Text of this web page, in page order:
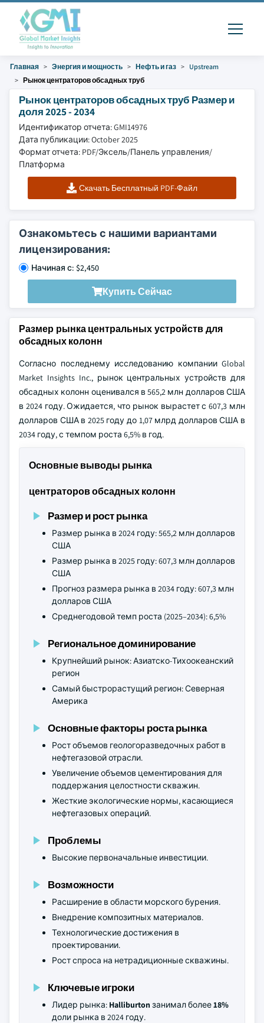
Главная Энергия и мощность Нефть и газ
Upstream
Рынок центраторов обсадных труб
Рынок центраторов обсадных труб Размер и
доля 2025 - 2034
Идентификатор отчета: GMI14976
Дата публикации: October 2025
Формат отчета: PDF/Эксель/Панель управления/
Платформа
Скачать Бесплатный PDF-Файл
Ознакомьтесь с нашими вариантами
лицензирования:
Начиная с: $2,450
Купить Сейчас
Размер рынка центральных устройств для
обсадных колонн
Согласно последнему исследованию компании Global
Market Insights Inc., рынок центральных устройств для
обсадных колонн оценивался в 565,2 млн долларов США
в 2024 году. Ожидается, что рынок вырастет с 607,3 млн
долларов США в 2025 году до 1,07 млрд долларов США в
2034 году, с темпом роста 6,5% в год.
Основные выводы рынка
центраторов обсадных колонн
Размер и рост рынка
Размер рынка в 2024 году: 565,2 млн долларов
США
Размер рынка в 2025 году: 607,3 млн долларов
США
Прогноз размера рынка в 2034 году: 607,3 млн
долларов США
Среднегодовой темп роста (2025–2034): 6,5%
Региональное доминирование
Крупнейший рынок: Азиатско-Тихоокеанский
регион
Самый быстрорастущий регион: Северная
Америка
Основные факторы роста рынка
Рост объемов геологоразведочных работ в
нефтегазовой отрасли.
Увеличение объемов цементирования для
поддержания целостности скважин.
Жесткие экологические нормы, касающиеся
нефтегазовых операций.
Проблемы
Высокие первоначальные инвестиции.
Возможности
Расширение в области морского бурения.
Внедрение композитных материалов.
Технологические достижения в
проектировании.
Рост спроса на нетрадиционные скважины.
Ключевые игроки
Лидер рынка: Halliburton занимал более18%
доли рынка в 2024 году.